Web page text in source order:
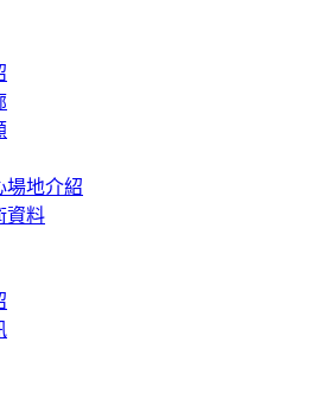
場地介紹
資料